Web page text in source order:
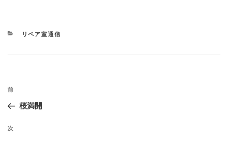
カ
リペア室通信
投
ビ
過
去
投
前
桜満開
次
次